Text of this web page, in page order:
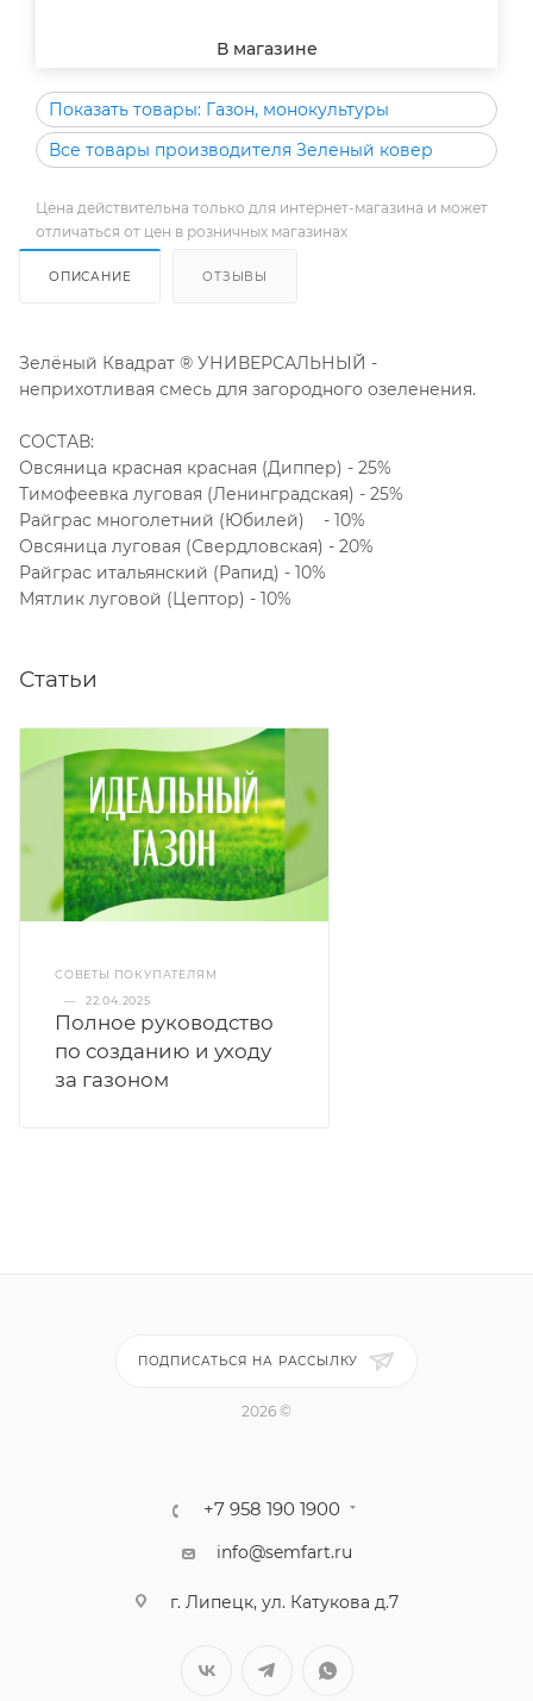
В магазине
Показать товары: Газон, монокультуры
Все товары производителя Зеленый ковер
Цена действительна только для интернет-магазина и может
отличаться от цен в розничных магазинах
ОПИСАНИЕ ОТЗЫВЫ
Зелёный Квадрат ® УНИВЕРСАЛЬНЫЙ -
неприхотливая смесь для загородного озеленения.
СОСТАВ:
Овсяница красная красная (Диппер) - 25%
Тимофеевка луговая (Ленинградская) - 25%
Райграс многолетний (Юбилей) - 10%
Овсяница луговая (Свердловская) - 20%
Райграс итальянский (Рапид) - 10%
Мятлик луговой (Цептор) - 10%
Статьи
СОВЕТЫ ПОКУПАТЕЛЯМ
—
22.04.2025
Полное руководство
по созданию и уходу
за газоном
ПОДПИСАТЬСЯ НА РАССЫЛКУ
2026 ©
+7 958 190 1900
info@semfart.ru
г. Липецк, ул. Катукова д.7